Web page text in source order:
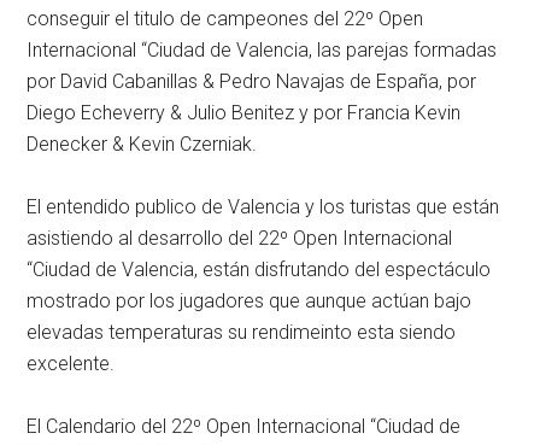
conseguir el titulo de campeones del 22º Open
Internacional “Ciudad de Valencia, las parejas formadas
por David Cabanillas & Pedro Navajas de España, por
Diego Echeverry & Julio Benitez y por Francia Kevin
Denecker & Kevin Czerniak.
El entendido publico de Valencia y los turistas que están
asistiendo al desarrollo del 22º Open Internacional
“Ciudad de Valencia, están disfrutando del espectáculo
mostrado por los jugadores que aunque actúan bajo
elevadas temperaturas su rendimeinto esta siendo
excelente.
El Calendario del 22º Open Internacional “Ciudad de